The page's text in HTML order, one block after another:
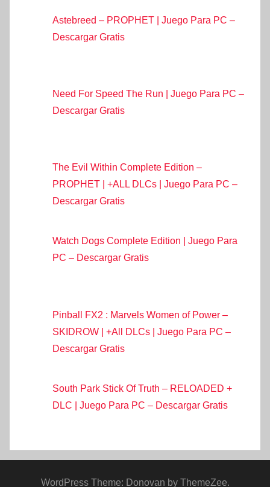
Astebreed – PROPHET | Juego Para PC –
Descargar Gratis
Need For Speed The Run | Juego Para PC –
Descargar Gratis
The Evil Within Complete Edition –
PROPHET | +ALL DLCs | Juego Para PC –
Descargar Gratis
Watch Dogs Complete Edition | Juego Para
PC – Descargar Gratis
Pinball FX2 : Marvels Women of Power –
SKIDROW | +All DLCs | Juego Para PC –
Descargar Gratis
South Park Stick Of Truth – RELOADED +
DLC | Juego Para PC – Descargar Gratis
WordPress Theme: Donovan by ThemeZee.